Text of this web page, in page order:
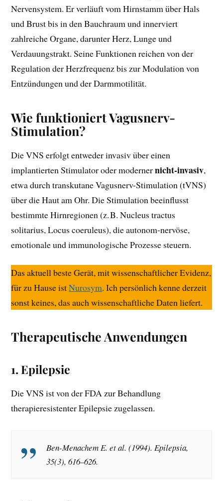
Nervensystem. Er verläuft vom Hirnstamm über Hals
und Brust bis in den Bauchraum und innerviert
zahlreiche Organe, darunter Herz, Lunge und
Verdauungstrakt. Seine Funktionen reichen von der
Regulation der Herzfrequenz bis zur Modulation von
Entzündungen und der Darmmotilität.
Wie funktioniert Vagusnerv-
Stimulation?
Die VNS erfolgt entweder invasiv über einen
implantierten Stimulator oder modernernicht-invasiv,
etwa durch transkutane Vagusnerv-Stimulation (tVNS)
über die Haut am Ohr. Die Stimulation beeinflusst
bestimmte Hirnregionen (z. B. Nucleus tractus
solitarius, Locus coeruleus), die autonom-nervöse,
emotionale und immunologische Prozesse steuern.
Das aktuell beste Gerät, mit wissenschaftlicher Evidenz,
für zu Hause istNurosym. Ich persönlich kenne derzeit
sonst keines, das auch wissenschaftliche Daten liefert.
Therapeutische Anwendungen
1.Epilepsie
Die VNS ist von der FDA zur Behandlung
therapieresistenter Epilepsie zugelassen.
Ben-Menachem E. et al. (1994).Epilepsia,
35(3), 616–626.